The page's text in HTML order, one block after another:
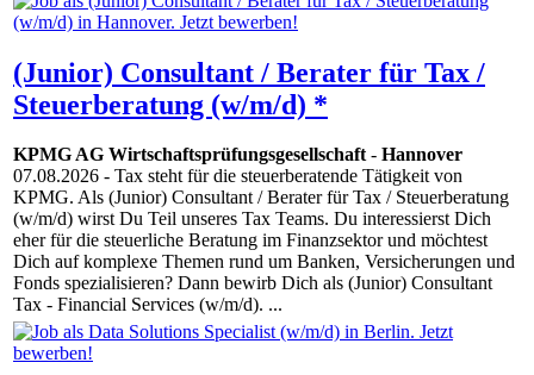
(Junior) Consultant / Berater für Tax /
Steuerberatung (w/m/d) *
KPMG AG Wirtschaftsprüfungsgesellschaft- Hannover
07.08.2026 - Tax steht für die steuerberatende Tätigkeit von
KPMG. Als (Junior) Consultant / Berater für Tax / Steuerberatung
(w/m/d) wirst Du Teil unseres Tax Teams. Du interessierst Dich
eher für die steuerliche Beratung im Finanzsektor und möchtest
Dich auf komplexe Themen rund um Banken, Versicherungen und
Fonds spezialisieren? Dann bewirb Dich als (Junior) Consultant
Tax - Financial Services (w/m/d). ...